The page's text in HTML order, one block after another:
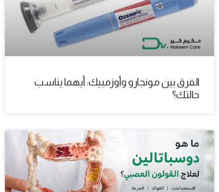
الفرق بين مونجارو وأوزمبيك: أيهما يناسب
حالتك؟